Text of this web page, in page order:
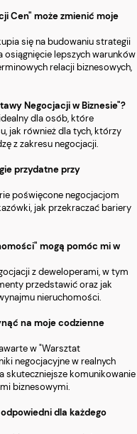
Cen" może zmienić moje
się na budowaniu strategii
osiągnięcie lepszych warunków
relacji biznesowych,
Negocjacji w Biznesie"?
dla osób, które
jak również dla tych, którzy
z zakresu negocjacji.
przydatne przy
poświęcone negocjacjom
jak przekraczać bariery
mogą pomóc mi w
z deweloperami, w tym
przedstawić oraz jak
nieruchomości.
na moje codzienne
w "Warsztat
negocjacyjne w realnych
skuteczniejsze komunikowanie
biznesowymi.
dla każdego